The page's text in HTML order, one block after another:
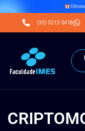
(33) 3212-3418